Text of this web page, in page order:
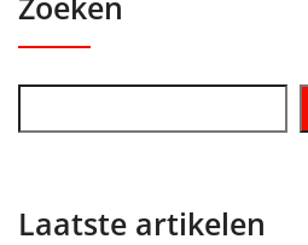
Laatste artikelen